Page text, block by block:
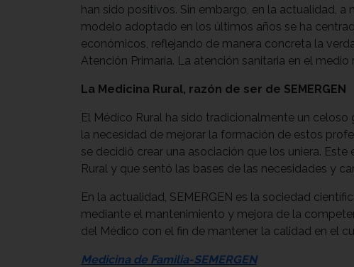
han sido positivos. Sin embargo, en la actualidad,
modelo adoptado en los últimos años se ha
económicos, reflejando de manera concreta la
Atención Primaria. La atención sanitaria en el
La Medicina Rural, razón de ser de SEMERGEN
El Médico Rural ha sido tradicionalmente un
la necesidad de mejorar la formación de estos
se decidió crear una asociación que los uniera.
Rural y que sentó las bases de las necesidades y
En la actualidad, SEMERGEN es la sociedad
mediante el mantenimiento y mejora de la
del Médico con el fin de mantener la calidad en el
Medicina de Familia-SEMERGEN